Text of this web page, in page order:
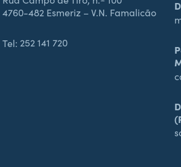
4760-482 Esmeriz – V.N. Famalicão
Tel: 252 141 720